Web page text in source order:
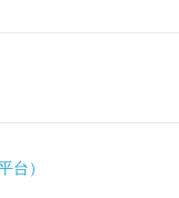
台）